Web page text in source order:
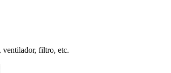
ventilador, filtro, etc.